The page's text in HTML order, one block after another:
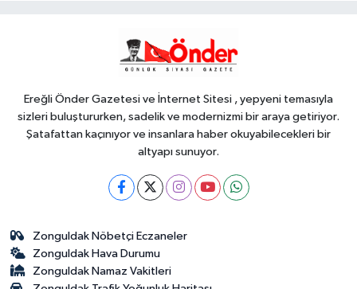
Ereğli Önder Gazetesi ve İnternet Sitesi , yepyeni temasıyla
sizleri buluştururken, sadelik ve modernizmi bir araya getiriyor.
Şatafattan kaçınıyor ve insanlara haber okuyabilecekleri bir
altyapı sunuyor.
Zonguldak Nöbetçi Eczaneler
Zonguldak Hava Durumu
Zonguldak Namaz Vakitleri